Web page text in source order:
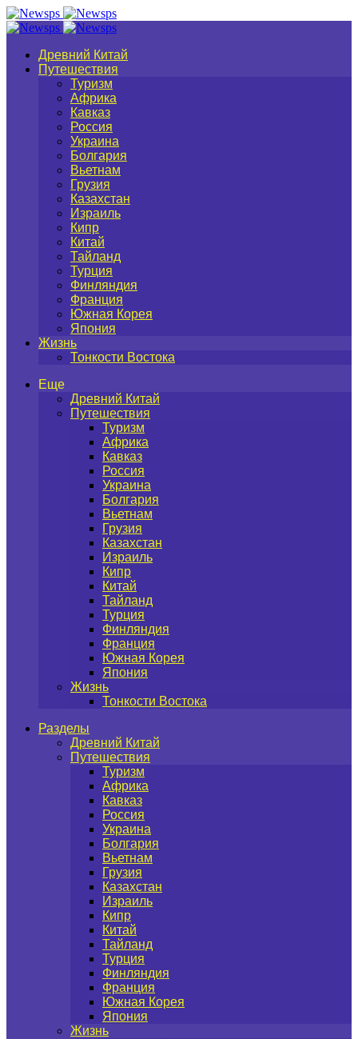
Древний Китай
Путешествия
Туризм
Африка
Кавказ
Россия
Украина
Болгария
Вьетнам
Грузия
Казахстан
Израиль
Кипр
Китай
Тайланд
Турция
Финляндия
Франция
Южная Корея
Япония
Жизнь
Тонкости Востока
Еще
Древний Китай
Путешествия
Туризм
Африка
Кавказ
Россия
Украина
Болгария
Вьетнам
Грузия
Казахстан
Израиль
Кипр
Китай
Тайланд
Турция
Финляндия
Франция
Южная Корея
Япония
Жизнь
Тонкости Востока
Разделы
Древний Китай
Путешествия
Туризм
Африка
Кавказ
Россия
Украина
Болгария
Вьетнам
Грузия
Казахстан
Израиль
Кипр
Китай
Тайланд
Турция
Финляндия
Франция
Южная Корея
Япония
Жизнь